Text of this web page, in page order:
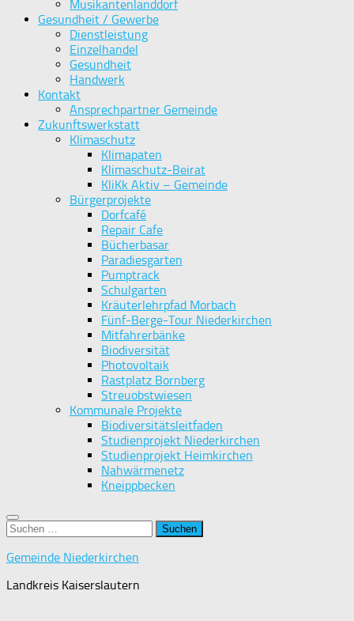
Musikantenlanddorf
Gesundheit / Gewerbe
Dienstleistung
Einzelhandel
Gesundheit
Handwerk
Kontakt
Ansprechpartner Gemeinde
Zukunftswerkstatt
Klimaschutz
Klimapaten
Klimaschutz-Beirat
KliKk Aktiv – Gemeinde
Bürgerprojekte
Dorfcafé
Repair Cafe
Bücherbasar
Paradiesgarten
Pumptrack
Schulgarten
Kräuterlehrpfad Morbach
Fünf-Berge-Tour Niederkirchen
Mitfahrerbänke
Biodiversität
Photovoltaik
Rastplatz Bornberg
Streuobstwiesen
Kommunale Projekte
Biodiversitätsleitfaden
Studienprojekt Niederkirchen
Studienprojekt Heimkirchen
Nahwärmenetz
Kneippbecken
Suchen
nach:
Gemeinde Niederkirchen
Landkreis Kaiserslautern